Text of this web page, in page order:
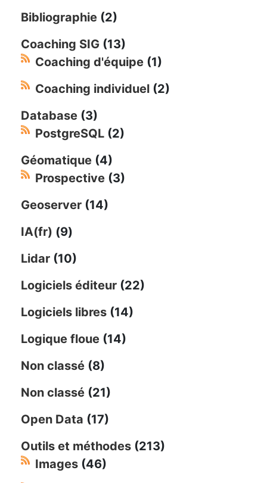
Bibliographie (2)
Coaching SIG (13)
Coaching d'équipe (1)
Coaching individuel (2)
Database (3)
PostgreSQL (2)
Géomatique (4)
Prospective (3)
Geoserver (14)
IA(fr) (9)
Lidar (10)
Logiciels éditeur (22)
Logiciels libres (14)
Logique floue (14)
Non classé (8)
Non classé (21)
Open Data (17)
Outils et méthodes (213)
Images (46)